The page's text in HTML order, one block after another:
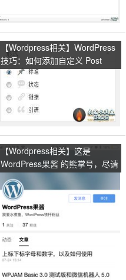
【Wordpress相关】WordPress
技巧：如何添加自定义 Post
Formats
【Wordpress相关】这是
WordPress果酱 的熊掌号，尽请
关注